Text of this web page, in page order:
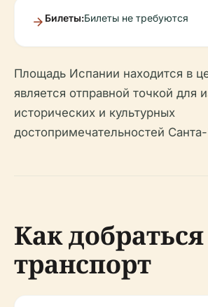
Билеты:Билеты не требуются
Площадь Испании находится в
является отправной точкой для
исторических и культурных
достопримечательностей
Как
транспорт